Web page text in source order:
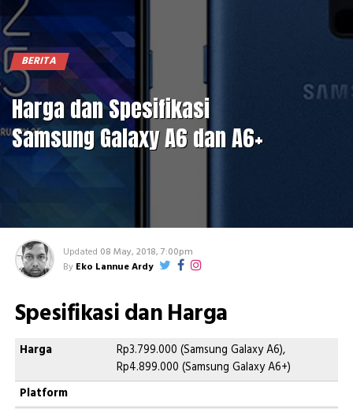
BERITA
Harga dan Spesifikasi
Samsung Galaxy A6 dan A6+
Updated 08 May, 2018, 7:00pm
By Eko Lannue Ardy
Spesifikasi dan Harga
Harga
Rp3.799.000 (Samsung Galaxy A6),
Rp4.899.000 (Samsung Galaxy A6+)
Platform